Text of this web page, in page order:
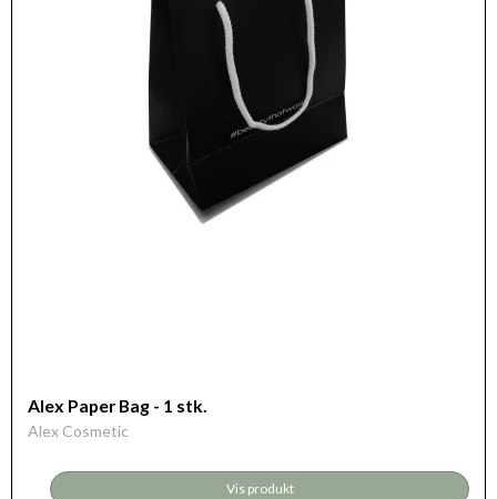
Alex Paper Bag - 1 stk.
Alex Cosmetic
Vis produkt